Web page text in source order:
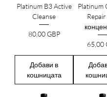
Platinum B3 Active
Cleanse
Цена
80,00 GBP
Добави в
кошницата
Platinum
Цена
65,00